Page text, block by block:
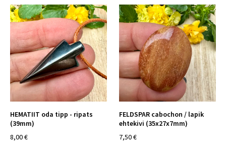
HEMATIIT oda tipp - ripats
(39mm)
8,00 €
FELDSPAR cabochon / lapik
ehtekivi (35x27x7mm)
7,50 €